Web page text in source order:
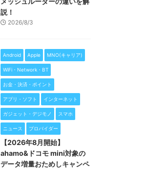
説！
2026/8/3
Android Apple MNO(キャリア)
WiFi・Network・BT
お金・決済・ポイント
アプリ・ソフト インターネット
ガジェット・デジモノ スマホ
ニュース プロバイダー
【2026年8月開始】
ahamo&ドコモ mini対象の
データ増量おためしキャンペ